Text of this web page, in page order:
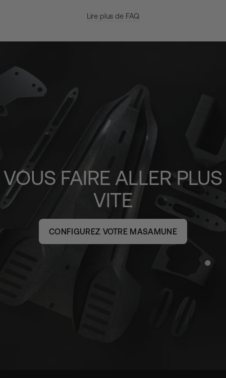
Lire plus de FAQ
VOUS FAIRE ALLER PLUS
VITE
CONFIGUREZ VOTRE MASAMUNE